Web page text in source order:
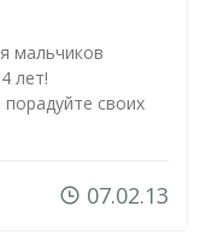
мальчиков
лет!
своих
07.02.13